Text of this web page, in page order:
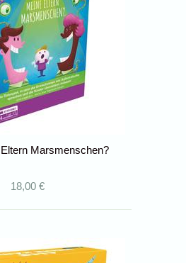
Marsmenschen?
18,00 €